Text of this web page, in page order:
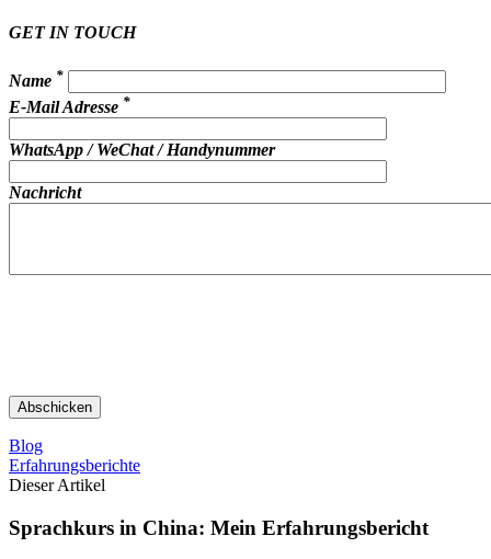
GET IN TOUCH
Name *
E-Mail Adresse *
WhatsApp / WeChat / Handynummer
Nachricht
Blog
Erfahrungsberichte
Dieser Artikel
Sprachkurs in China: Mein Erfahrungsbericht